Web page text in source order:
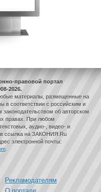
правовой портал
2026.
материалы, размещенные на
в соответствии с российским и
об авторском
правах. При любом
аудио-, видео- и
ссылка на ЗАКОНИЯ.Ru
электронной почты:
Рекламодателям